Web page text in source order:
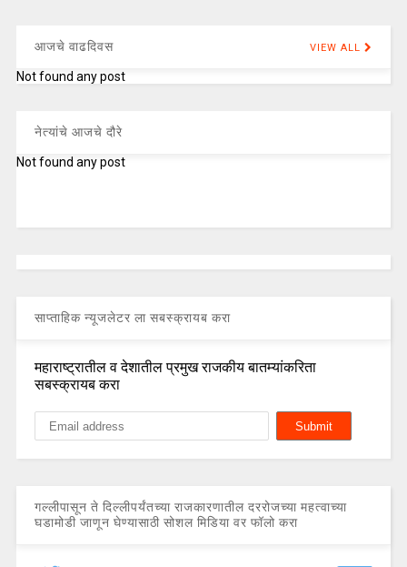
आजचे वाढदिवस VIEW ALL
Not found any post
नेत्यांचे आजचे दौरे
Not found any post
साप्ताहिक न्यूजलेटर ला सबस्क्रायब करा
महाराष्ट्रातील व देशातील प्रमुख राजकीय बातम्यांकरिता
सबस्क्रायब करा
गल्लीपासून ते दिल्लीपर्यंतच्या राजकारणातील दररोजच्या महत्वाच्या
घडामोडी जाणून घेण्यासाठी सोशल मिडिया वर फॉलो करा